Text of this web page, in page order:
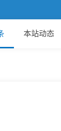
本站动态